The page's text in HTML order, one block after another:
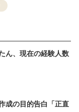
ん、現在の経験人数
成の目的告白「正直